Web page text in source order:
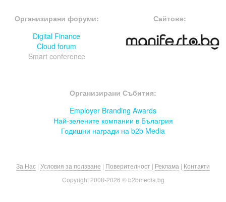
Организирани форуми:
Digital Finance
Cloud forum
Smart conference
Сайтове:
Организирани Събития:
Employer Branding Awards
Най-зелените компании в Бълагрия
Годишни награди на b2b Media
За Нас | Условия за ползване | Поверителност | Реклама | Контакти
Copyright 2008-2026 © b2bmedia.bg